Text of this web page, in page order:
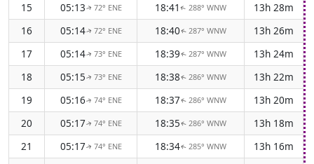
15
05:13↑ 72° ENE 18:41 ↑ 288° WNW 13h 28m
16
05:14↑ 72° ENE 18:40↑ 287° WNW 13h 26m
17
05:14↑ 73° ENE 18:39↑ 287° WNW 13h 24m
18
05:15↑ 73° ENE 18:38↑ 286° WNW 13h 22m
19
05:16↑ 74° ENE 18:37↑ 286° WNW 13h 20m
20
05:17↑ 74° ENE 18:35↑ 286° WNW 13h 18m
21
05:17↑ 74° ENE 18:34↑ 285° WNW 13h 16m